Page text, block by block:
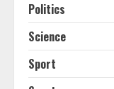
Politics
Science
Sport